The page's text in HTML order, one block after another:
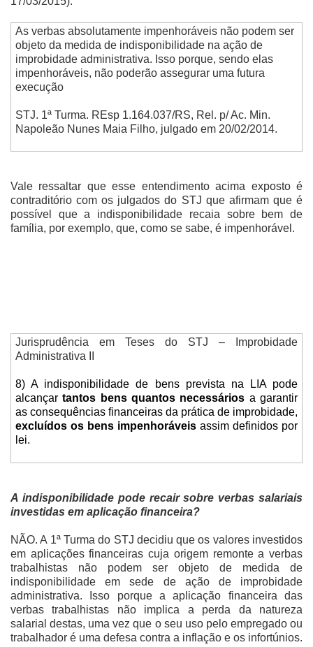
As verbas absolutamente impenhoráveis não podem ser
objeto da medida de indisponibilidade na ação de
improbidade administrativa. Isso porque, sendo elas
impenhoráveis, não poderão assegurar uma futura
execução
STJ. 1ª Turma. REsp 1.164.037/RS, Rel. p/ Ac. Min.
Napoleão Nunes Maia Filho, julgado em 20/02/2014.
Vale ressaltar que esse entendimento acima exposto é
contraditório com os julgados do STJ que afirmam que é
possível que a indisponibilidade recaia sobre bem de
família, por exemplo, que, como se sabe, é impenhorável.
Jurisprudência em Teses do STJ – Improbidade
Administrativa II
8) A indisponibilidade de bens prevista na LIA pode
alcançartantos bens quantos necessários a garantir
as consequências financeiras da prática de improbidade,
excluídos os bens impenhoráveis assim definidos por
lei.
A indisponibilidade pode recair sobre verbas salariais
investidas em aplicação financeira?
NÃO. A 1ª Turma do STJ decidiu que os valores investidos
em aplicações financeiras cuja origem remonte a verbas
trabalhistas não podem ser objeto de medida de
indisponibilidade em sede de ação de improbidade
administrativa. Isso porque a aplicação financeira das
verbas trabalhistas não implica a perda da natureza
salarial destas, uma vez que o seu uso pelo empregado ou
trabalhador é uma defesa contra a inflação e os infortúnios.